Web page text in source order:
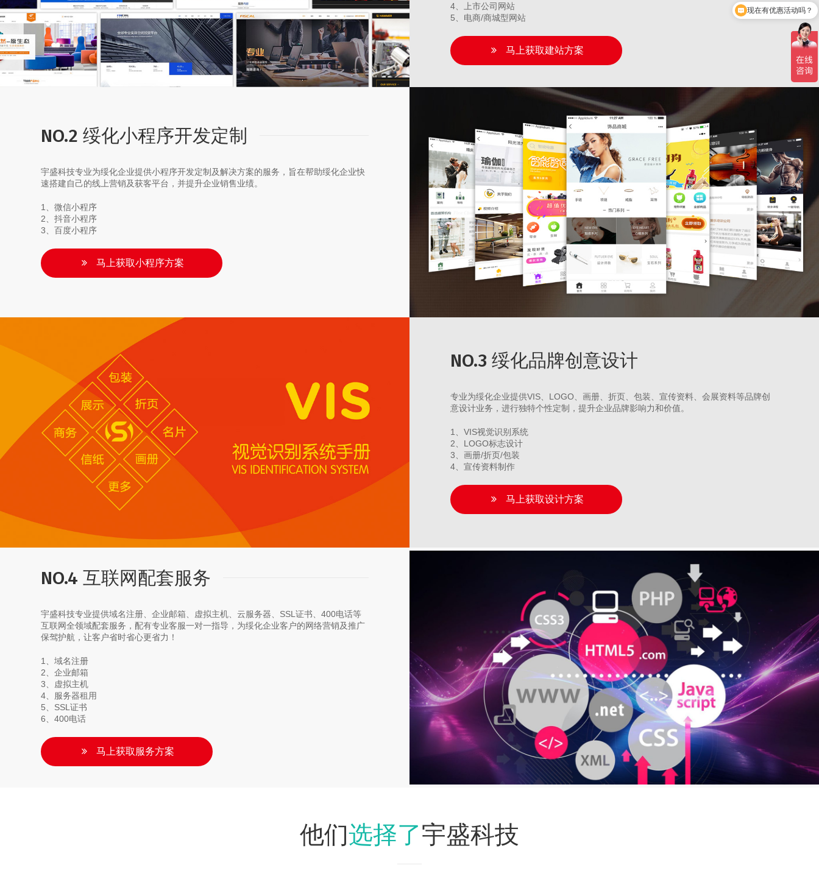
4、上市公司网站
5、电商/商城型网站
马上获取建站方案
NO.2 绥化小程序开发定制
宇盛科技专业为绥化企业提供小程序开发定制及解决方案的服务，旨在帮助绥化企业快
速搭建自己的线上营销及获客平台，并提升企业销售业绩。
1、微信小程序
2、抖音小程序
3、百度小程序
马上获取小程序方案
NO.3 绥化品牌创意设计
专业为绥化企业提供VIS、LOGO、画册、折页、包装、宣传资料、会展资料等品牌创
意设计业务，进行独特个性定制，提升企业品牌影响力和价值。
1、VIS视觉识别系统
2、LOGO标志设计
3、画册/折页/包装
4、宣传资料制作
马上获取设计方案
NO.4 互联网配套服务
宇盛科技专业提供域名注册、企业邮箱、虚拟主机、云服务器、SSL证书、400电话等
互联网全领域配套服务，配有专业客服一对一指导，为绥化企业客户的网络营销及推广
保驾护航，让客户省时省心更省力！
1、域名注册
2、企业邮箱
3、虚拟主机
4、服务器租用
5、SSL证书
6、400电话
马上获取服务方案
他们选择了宇盛科技
可以介绍下你们的产品吗？